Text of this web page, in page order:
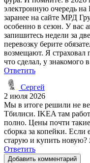
электронную очередь на
заранее на сайте МРД
особенно в сезон. У вас
запишитесь недели за
перевозку берите
возмещают. Я страховал
что сделал, у знакомого
Ответить
Сергей
2 июля 2026
Мы в итоге решили не
Тбилиси. IKEA там
полно. Цены почти
сборка за копейки. Если
старую и купить новую?
Ответить
Добавить комментарий